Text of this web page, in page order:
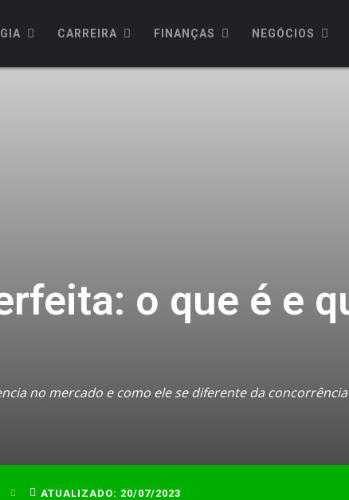
CARREIRA FINANÇAS NEGÓCIOS
o que é e
no mercado e como ele se diferente da
ATUALIZADO: 20/07/2023